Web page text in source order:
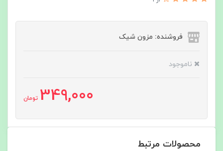
فروشنده: مزون شیک
ناموجود
349,000 تومان
محصولات مرتبط